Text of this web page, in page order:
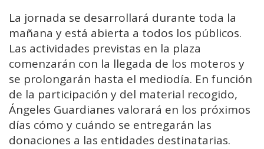
La jornada se desarrollará durante toda la
mañana y está abierta a todos los públicos.
Las actividades previstas en la plaza
comenzarán con la llegada de los moteros y
se prolongarán hasta el mediodía. En función
de la participación y del material recogido,
Ángeles Guardianes valorará en los próximos
días cómo y cuándo se entregarán las
donaciones a las entidades destinatarias.